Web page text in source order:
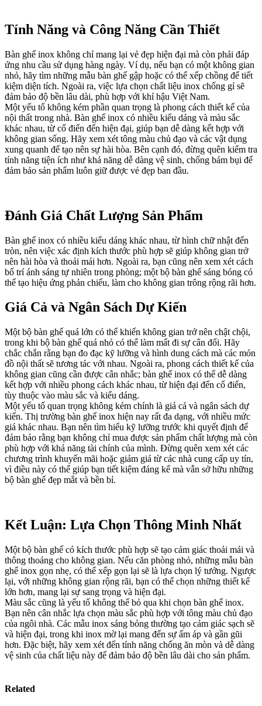
Tính Năng và Công Năng Cần Thiết
Bàn ghế inox không chỉ mang lại vẻ đẹp hiện đại mà còn phải đáp
ứng nhu cầu sử dụng hàng ngày. Ví dụ, nếu bạn có một không gian
nhỏ, hãy tìm những mẫu bàn ghế gập hoặc có thể xếp chồng để tiết
kiệm diện tích. Ngoài ra, việc lựa chọn chất liệu inox chống gỉ sẽ
đảm bảo độ bền lâu dài, phù hợp với khí hậu Việt Nam.
Một yếu tố không kém phần quan trọng là phong cách thiết kế của
nội thất trong nhà. Bàn ghế inox có nhiều kiểu dáng và màu sắc
khác nhau, từ cổ điển đến hiện đại, giúp bạn dễ dàng kết hợp với
không gian sống. Hãy xem xét tông màu chủ đạo và các vật dụng
xung quanh để tạo nên sự hài hòa. Bên cạnh đó, đừng quên kiểm tra
tính năng tiện ích như khả năng dễ dàng vệ sinh, chống bám bụi để
đảm bảo sản phẩm luôn giữ được vẻ đẹp ban đầu.
Đánh Giá Chất Lượng Sản Phẩm
Bàn ghế inox có nhiều kiểu dáng khác nhau, từ hình chữ nhật đến
tròn, nên việc xác định kích thước phù hợp sẽ giúp không gian trở
nên hài hòa và thoải mái hơn. Ngoài ra, bạn cũng nên xem xét cách
bố trí ánh sáng tự nhiên trong phòng; một bộ bàn ghế sáng bóng có
thể tạo hiệu ứng phản chiếu, làm cho không gian trông rộng rãi hơn.
Giá Cả và Ngân Sách Dự Kiến
Một bộ bàn ghế quá lớn có thể khiến không gian trở nên chật chội,
trong khi bộ bàn ghế quá nhỏ có thể làm mất đi sự cân đối. Hãy
chắc chắn rằng bạn đo đạc kỹ lưỡng và hình dung cách mà các món
đồ nội thất sẽ tương tác với nhau. Ngoài ra, phong cách thiết kế của
không gian cũng cần được cân nhắc; bàn ghế inox có thể dễ dàng
kết hợp với nhiều phong cách khác nhau, từ hiện đại đến cổ điển,
tùy thuộc vào màu sắc và kiểu dáng.
Một yếu tố quan trọng không kém chính là giá cả và ngân sách dự
kiến. Thị trường bàn ghế inox hiện nay rất đa dạng, với nhiều mức
giá khác nhau. Bạn nên tìm hiểu kỹ lưỡng trước khi quyết định để
đảm bảo rằng bạn không chỉ mua được sản phẩm chất lượng mà còn
phù hợp với khả năng tài chính của mình. Đừng quên xem xét các
chương trình khuyến mãi hoặc giảm giá từ các nhà cung cấp uy tín,
vì điều này có thể giúp bạn tiết kiệm đáng kể mà vẫn sở hữu những
bộ bàn ghế đẹp mắt và bền bỉ.
Kết Luận: Lựa Chọn Thông Minh Nhất
Một bộ bàn ghế có kích thước phù hợp sẽ tạo cảm giác thoải mái và
thông thoáng cho không gian. Nếu căn phòng nhỏ, những mẫu bàn
ghế inox gọn nhẹ, có thể xếp gọn lại sẽ là lựa chọn lý tưởng. Ngược
lại, với những không gian rộng rãi, bạn có thể chọn những thiết kế
lớn hơn, mang lại sự sang trọng và hiện đại.
Màu sắc cũng là yếu tố không thể bỏ qua khi chọn bàn ghế inox.
Bạn nên cân nhắc lựa chọn màu sắc phù hợp với tông màu chủ đạo
của ngôi nhà. Các mẫu inox sáng bóng thường tạo cảm giác sạch sẽ
và hiện đại, trong khi inox mờ lại mang đến sự ấm áp và gần gũi
hơn. Đặc biệt, hãy xem xét đến tính năng chống ăn mòn và dễ dàng
vệ sinh của chất liệu này để đảm bảo độ bền lâu dài cho sản phẩm.
Related